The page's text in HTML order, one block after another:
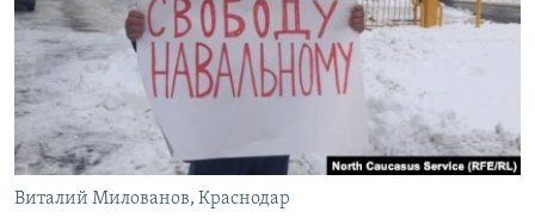
СОЦИАЛЬНЫЕ СЕТИ
Виталий Милованов, Краснодар